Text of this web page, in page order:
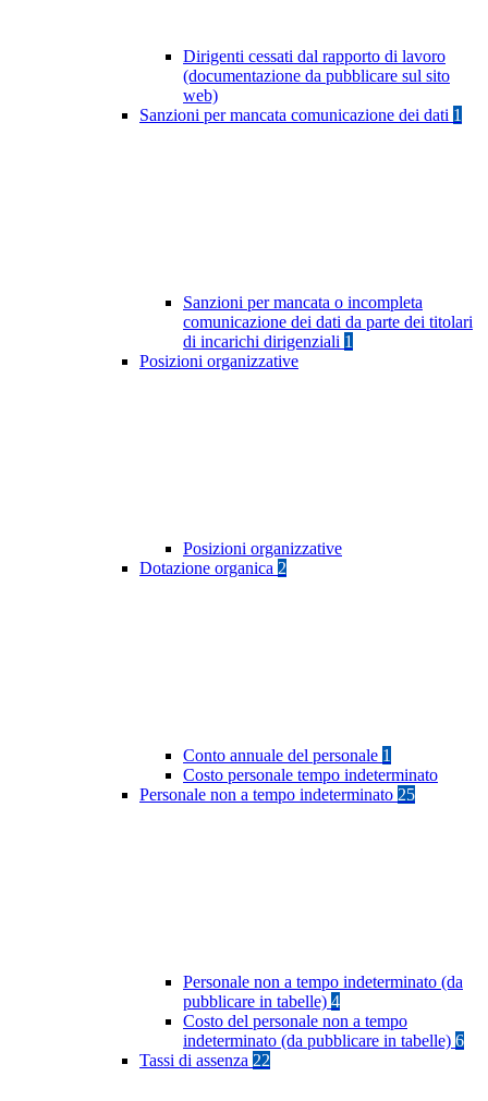
Dirigenti cessati dal rapporto di lavoro
(documentazione da pubblicare sul sito
web)
Sanzioni per mancata comunicazione dei dati 1
Sanzioni per mancata o incompleta
comunicazione dei dati da parte dei titolari
di incarichi dirigenziali 1
Posizioni organizzative
Posizioni organizzative
Dotazione organica 2
Conto annuale del personale 1
Costo personale tempo indeterminato
Personale non a tempo indeterminato 25
Personale non a tempo indeterminato (da
pubblicare in tabelle) 4
Costo del personale non a tempo
indeterminato (da pubblicare in tabelle) 6
Tassi di assenza 22